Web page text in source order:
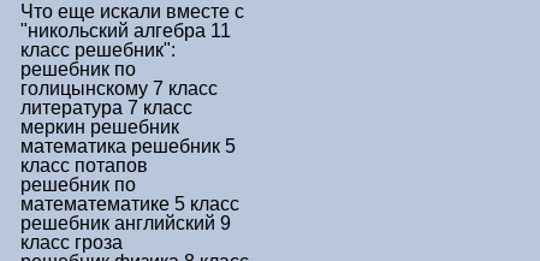
Что еще искали вместе с
"никольский алгебра 11
класс решебник":
решебник по
голицынскому 7 класс
литература 7 класс
меркин решебник
математика решебник 5
класс потапов
решебник по
математематике 5 класс
решебник английский 9
класс гроза